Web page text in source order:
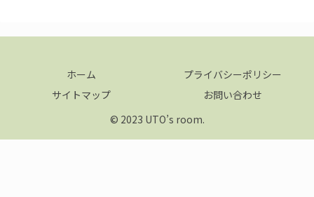
ホーム
プライバシーポリシー
サイトマップ
お問い合わせ
© 2023 UTO’s room.